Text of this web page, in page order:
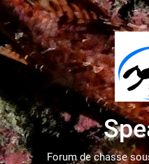
Forum de chasse